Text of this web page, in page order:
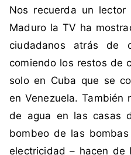
u
e
t
d
a
c
o
m
o
m
e
t
a
r
i
o
Nos recuerda un
Maduro la TV ha
ciudadanos atrás de
comiendo los restos de
solo en Cuba que se
en Venezuela. También
de agua en las casas
bombeo de las
electricidad – hacen